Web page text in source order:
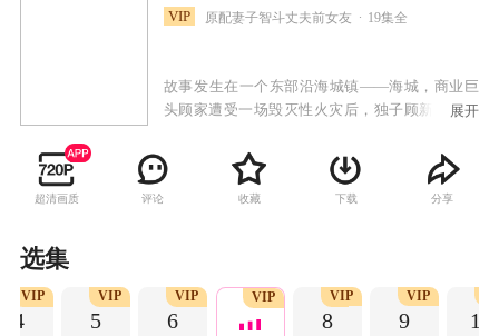
VIP 原配妻子智斗丈夫前女友 19集全
故事发生在一个东部沿海城镇——海城，商业巨
头顾家遭受一场毁灭性火灾后，独子顾新辰被佣
依为命，并最终结为夫妇。然而，顾新辰因火灾
留下了深刻的心理创伤，导致记忆错乱。叶秋雨
是顾新辰的青梅竹马，她因嫉成恨，返回海城后
叶秋雨的真实面目，并为了保护顾新辰而暂时放
过她。但叶秋雨并未就此罢休，她再次试图伤害
展开
超清画质 评论 收藏 下载 分享
选集
4
VIP
5
VIP
6
VIP VIP
8
VIP
9
VIP
10